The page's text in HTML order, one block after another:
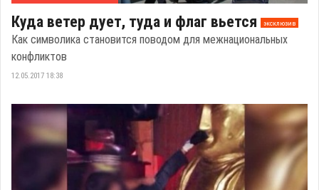
Куда ветер дует, туда и флаг вьется эксклюзив
Как символика становится поводом для межнациональных
конфликтов
12.05.2017 18:38